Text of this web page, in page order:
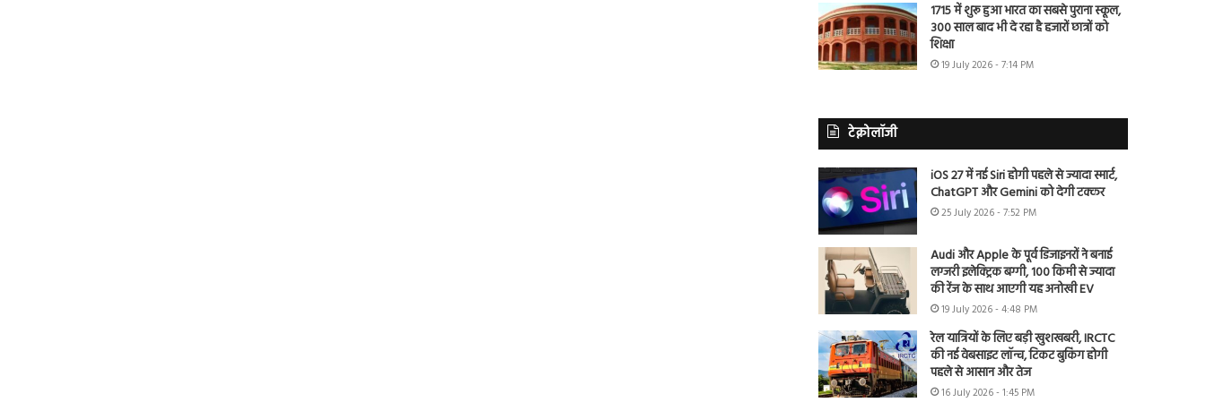
1715 में शुरू हुआ भारत का सबसे पुराना स्कूल,
300 साल बाद भी दे रहा है हजारों छात्रों को
शिक्षा
19 July 2026 - 7:14 PM
टेक्नोलॉजी
iOS 27 में नई Siri होगी पहले से ज्यादा स्मार्ट,
ChatGPT और Gemini को देगी टक्कर
25 July 2026 - 7:52 PM
Audi और Apple के पूर्व डिजाइनरों ने बनाई
लग्जरी इलेक्ट्रिक बग्गी, 100 किमी से ज्यादा
की रेंज के साथ आएगी यह अनोखी EV
19 July 2026 - 4:48 PM
रेल यात्रियों के लिए बड़ी खुशखबरी, IRCTC
की नई वेबसाइट लॉन्च, टिकट बुकिंग होगी
पहले से आसान और तेज
16 July 2026 - 1:45 PM